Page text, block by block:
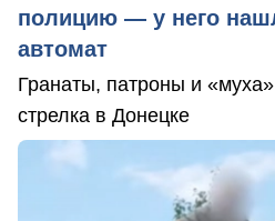
полицию — у него
автомат
Гранаты, патроны и
стрелка в Донецке